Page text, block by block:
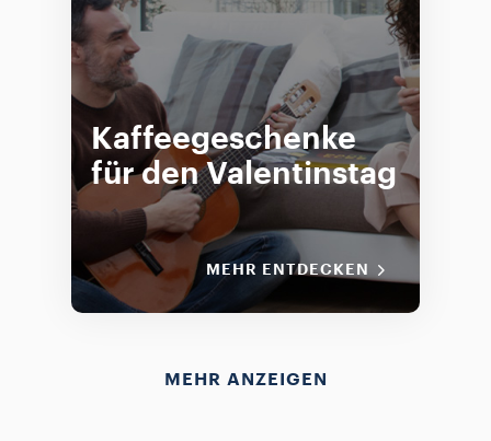
Kaffeegeschenke
für den Valentinstag
MEHR ENTDECKEN
MEHR ANZEIGEN